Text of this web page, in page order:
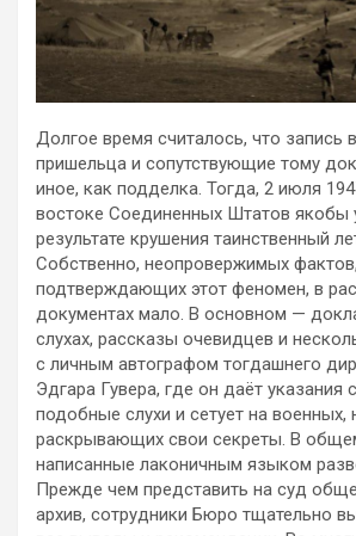
Долгое время считалось, что запись
пришельца и сопутствующие тому
иное, как подделка. Тогда, 2 июля
востоке Соединенных Штатов якобы
результате крушения таинственный
Собственно, неопровержимых фактов,
подтверждающих этот феномен, в
документах мало. В основном —
слухах, рассказы очевидцев и
с личным автографом тогдашнего
Эдгара Гувера, где он даёт указания
подобные слухи и сетует на военных,
раскрывающих свои секреты. В
написанные лаконичным языком
Прежде чем представить на суд
архив, сотрудники Бюро тщательно